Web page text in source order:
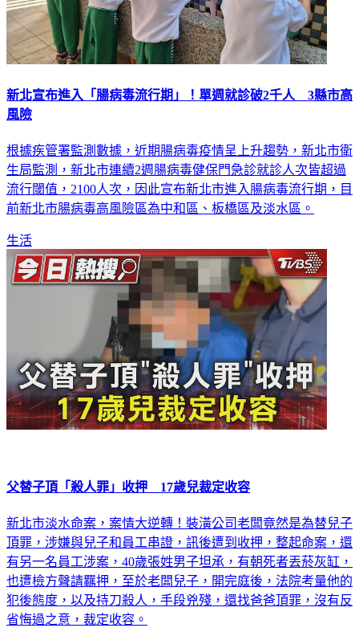
新北宣布進入「腸病毒流行期」！單週就診破2千人 3縣市高
風險
根據疾管署監測數據，近期腸病毒疫情呈上升趨勢，新北市衛
生局監測，新北市連續2週腸病毒健保門急診就診人次皆超過
流行閾值，2100人次，因此宣布新北市進入腸病毒流行期，目
前新北市腸病毒高風險區為中和區、板橋區及淡水區。
生活
父替子頂「殺人罪」收押 17歲兒裁定收容
新北市淡水命案，案情大逆轉！裝潢公司老闆竟然是為替兒子
頂罪，涉嫌與兒子和員工串證，訊後遭到收押，整起命案，還
有另一名員工涉案，40歲張姓男子坦承，有朝死者丟菸灰缸，
也遭檢方聲請羈押，至於老闆兒子，開完庭後，法院考量他的
犯後態度，以及持刀殺人，手段兇殘，還找爸爸頂罪，沒有反
省悔過之意，裁定收容。